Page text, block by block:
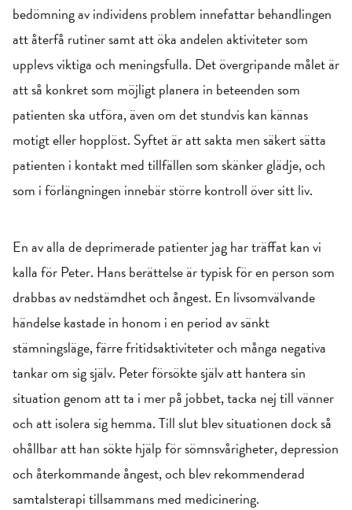
bedömning av individens problem innefattar behandlingen
att återfå rutiner samt att öka andelen aktiviteter som
upplevs viktiga och meningsfulla. Det övergripande målet är
att så konkret som möjligt planera in beteenden som
patienten ska utföra, även om det stundvis kan kännas
motigt eller hopplöst. Syftet är att sakta men säkert sätta
patienten i kontakt med tillfällen som skänker glädje, och
som i förlängningen innebär större kontroll över sitt liv.
En av alla de deprimerade patienter jag har träffat kan vi
kalla för Peter. Hans berättelse är typisk för en person som
drabbas av nedstämdhet och ångest. En livsomvälvande
händelse kastade in honom i en period av sänkt
stämningsläge, färre fritidsaktiviteter och många negativa
tankar om sig själv. Peter försökte själv att hantera sin
situation genom att ta i mer på jobbet, tacka nej till vänner
och att isolera sig hemma. Till slut blev situationen dock så
ohållbar att han sökte hjälp för sömnsvårigheter, depression
och återkommande ångest, och blev rekommenderad
samtalsterapi tillsammans med medicinering.